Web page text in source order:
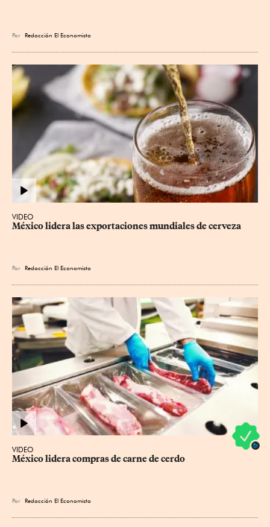
Por Redacción El Economista
VIDEO
México lidera las exportaciones mundiales de cerveza
Por Redacción El Economista
VIDEO
México lidera compras de carne de cerdo
Por Redacción El Economista